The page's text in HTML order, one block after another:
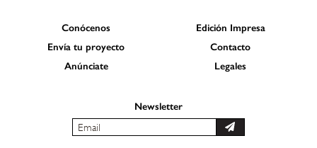
Conócenos
Edición Impresa
Envía tu proyecto
Contacto
Anúnciate
Legales
Newsletter